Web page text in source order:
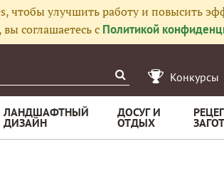
чтобы улучшить работу и повысить
соглашаетесь с Политикой
Конкурсы
ЛАНДШАФТНЫЙ
ДИЗАЙН
ДОСУГ И
ОТДЫХ